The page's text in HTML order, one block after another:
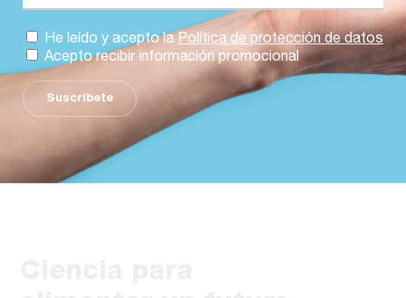
He leído y acepto la Política de protección de datos
Acepto recibir información promocional
Suscríbete